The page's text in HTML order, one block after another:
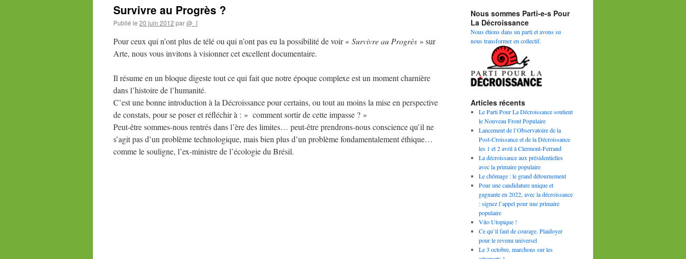
Survivre au Progrès ?
Publié le 20 juin 2012 par@_ï
Pour ceux qui n’ont plus de télé ou qui n’ont pas eu la possibilité de voir « Survivreau Progrès » sur
Arte, nous vous invitons à visionner cet excellent documentaire.
Il résume en un bloque digeste tout ce qui fait que notre époque complexe est un moment charnière
dans l’histoire de l’humanité.
C’est une bonne introduction à la Décroissance pour certains, ou tout au moins la mise en perspective
de constats, pour se poser et réfléchir à : » comment sortir de cette impasse ? »
Peut-être sommes-nous rentrés dans l’ère des limites… peut-être prendrons-nous conscience qu’il ne
s’agit pas d’un problème technologique, mais bien plus d’un problème fondamentalement éthique…
comme le souligne, l’ex-ministre de l’écologie du Brésil.
Nous sommes Parti-e-s Pour
La Décroissance
Nous étions dans un parti et avons su
nous transformer en collectif.
Articles récents
Le Parti Pour La Décroissance soutient
le Nouveau Front Populaire
Lancement de l’Observatoire de la
Post-Croissance et de la Décroissance
les 1 et 2 avril à Clermont-Ferrand
La décroissance aux présidentielles
avec la primaire populaire
Le chômage : le grand détournement
Pour une candidature unique et
gagnante en 2022, avec la décroissance
: signez l’appel pour une primaire
populaire
Vito Utopique !
Ce qu’il faut de courage. Plaidoyer
pour le revenu universel
Le 3 octobre, marchons sur les